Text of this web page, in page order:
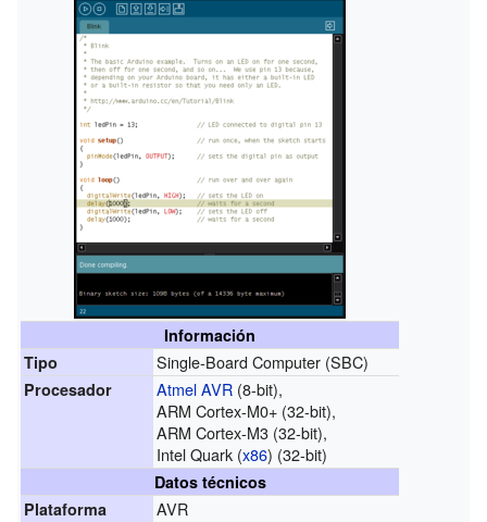
Información
Tipo
Single-Board Computer (SBC)
Procesador Atmel AVR (8-bit),
ARM Cortex-M0+ (32-bit),
ARM Cortex-M3 (32-bit),
Intel Quark (x86) (32-bit)
Datos técnicos
Plataforma
AVR